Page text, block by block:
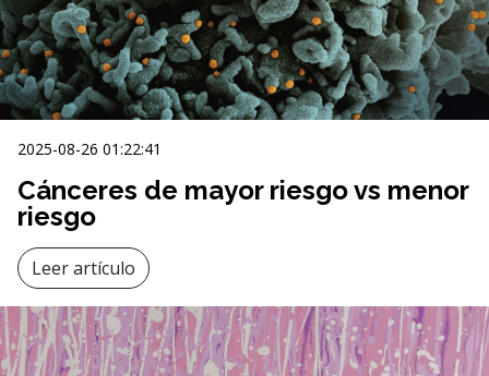
2025-08-26 01:22:41
Cánceres de mayor riesgo vs menor
riesgo
Leer artículo